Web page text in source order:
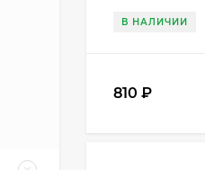
В НАЛИЧИИ
810 ₽